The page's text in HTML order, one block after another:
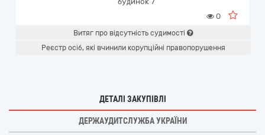
0
Витяг про відсутність судимості
Реєстр осіб, які вчинили корупційні правопорушення
ДЕТАЛІ ЗАКУПІВЛІ
ДЕРЖАУДИТСЛУЖБА УКРАЇНИ